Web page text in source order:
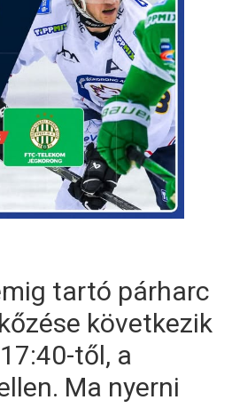
tartó párharc
következik
től, a
Ma nyerni